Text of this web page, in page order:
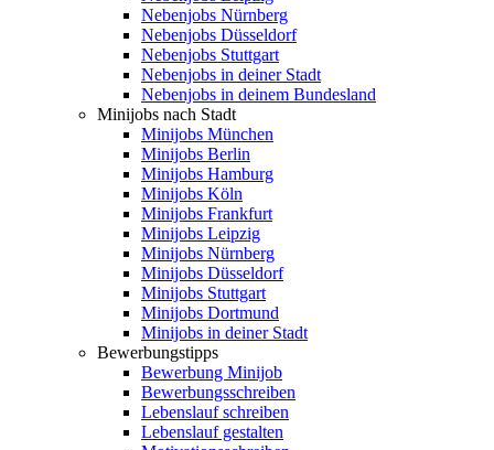
Nebenjobs Nürnberg
Nebenjobs Düsseldorf
Nebenjobs Stuttgart
Nebenjobs in deiner Stadt
Nebenjobs in deinem Bundesland
Minijobs nach Stadt
Minijobs München
Minijobs Berlin
Minijobs Hamburg
Minijobs Köln
Minijobs Frankfurt
Minijobs Leipzig
Minijobs Nürnberg
Minijobs Düsseldorf
Minijobs Stuttgart
Minijobs Dortmund
Minijobs in deiner Stadt
Bewerbungstipps
Bewerbung Minijob
Bewerbungsschreiben
Lebenslauf schreiben
Lebenslauf gestalten